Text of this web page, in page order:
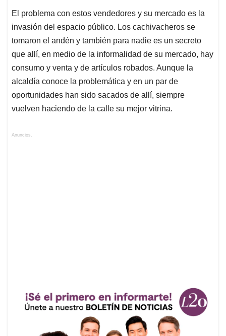
El problema con estos vendedores y su mercado es la
invasión del espacio público. Los cachivacheros se
tomaron el andén y también para nadie es un secreto
que allí, en medio de la informalidad de su mercado, hay
consumo y venta y de artículos robados. Aunque la
alcaldía conoce la problemática y en un par de
oportunidades han sido sacados de allí, siempre
vuelven haciendo de la calle su mejor vitrina.
Anuncios.